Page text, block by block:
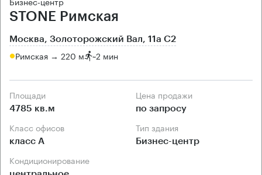
STONE Римская
Москва, Золоторожский Вал, 11а С2
Римская → 220 м ~2 мин
Площади
4785 кв.м
Цена продажи
по запросу
Класс офисов
класс А
Тип здания
Бизнес-центр
Кондиционирование